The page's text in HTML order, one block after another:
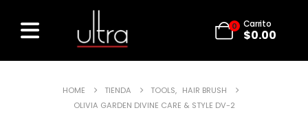
0 Carrito
$0.00
HOME TIENDA TOOLS, HAIR BRUSH
OLIVIA GARDEN DIVINE CARE & STYLE DV-2